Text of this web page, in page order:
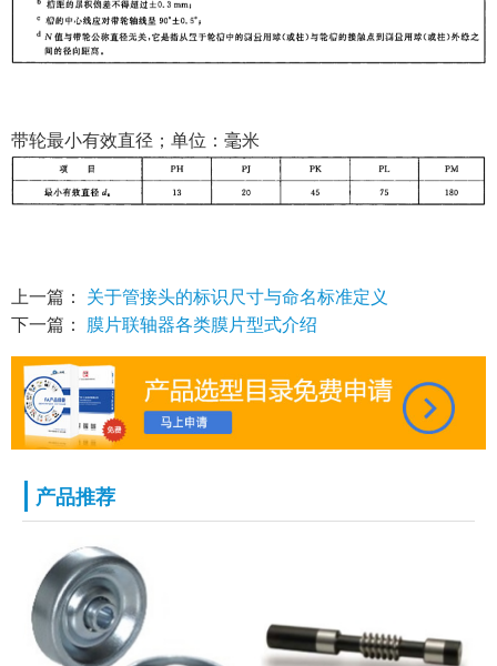
带轮最小有效直径；单位：毫米
上一篇： 关于管接头的标识尺寸与命名标准定义
下一篇： 膜片联轴器各类膜片型式介绍
产品推荐